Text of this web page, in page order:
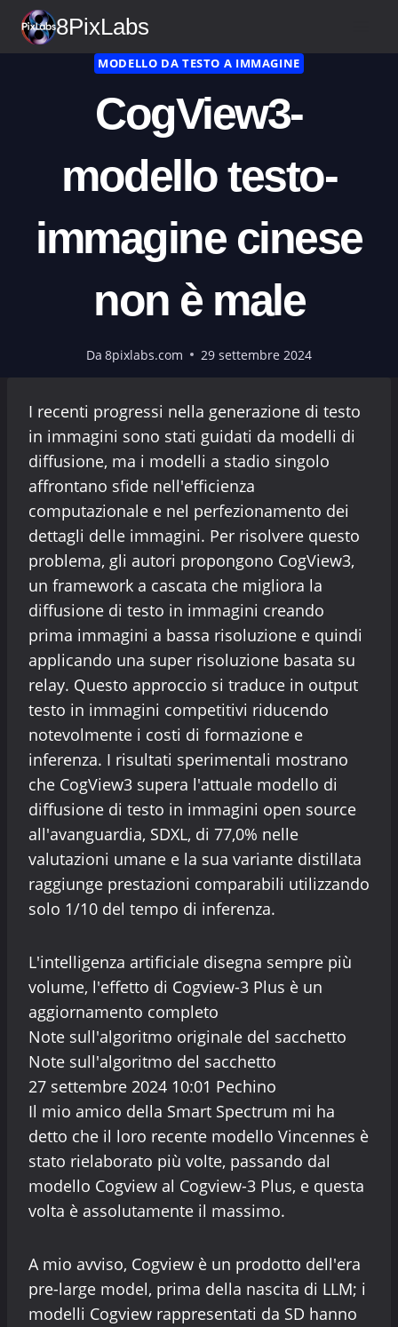
8PixLabs
MODELLO DA TESTO A IMMAGINE
CogView3-
modello testo-
immagine cinese
non è male
Da 8pixlabs.com 29 settembre 2024
I recenti progressi nella generazione di testo
in immagini sono stati guidati da modelli di
diffusione, ma i modelli a stadio singolo
affrontano sfide nell'efficienza
computazionale e nel perfezionamento dei
dettagli delle immagini. Per risolvere questo
problema, gli autori propongono CogView3,
un framework a cascata che migliora la
diffusione di testo in immagini creando
prima immagini a bassa risoluzione e quindi
applicando una super risoluzione basata su
relay. Questo approccio si traduce in output
testo in immagini competitivi riducendo
notevolmente i costi di formazione e
inferenza. I risultati sperimentali mostrano
che CogView3 supera l'attuale modello di
diffusione di testo in immagini open source
all'avanguardia, SDXL, di 77,0% nelle
valutazioni umane e la sua variante distillata
raggiunge prestazioni comparabili utilizzando
solo 1/10 del tempo di inferenza.
L'intelligenza artificiale disegna sempre più
volume, l'effetto di Cogview-3 Plus è un
aggiornamento completo
Note sull'algoritmo originale del sacchetto
Note sull'algoritmo del sacchetto
27 settembre 2024 10:01 Pechino
Il mio amico della Smart Spectrum mi ha
detto che il loro recente modello Vincennes è
stato rielaborato più volte, passando dal
modello Cogview al Cogview-3 Plus, e questa
volta è assolutamente il massimo.
A mio avviso, Cogview è un prodotto dell'era
pre-large model, prima della nascita di LLM; i
modelli Cogview rappresentati da SD hanno